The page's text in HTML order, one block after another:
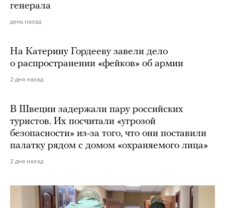
генерала
день назад
На Катерину Гордееву завели дело
о распространении «фейков» об армии
2 дня назад
В Швеции задержали пару российских
туристов. Их посчитали «угрозой
безопасности» из-за того, что они поставили
палатку рядом с домом «охраняемого лица»
2 дня назад